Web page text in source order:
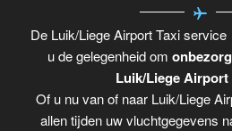
De Luik/Liege Airport Taxi
u de gelegenheid om
Luik/Liege Airport
Of u nu van of naar Luik/Liege
allen tijden uw vluchtgegevens